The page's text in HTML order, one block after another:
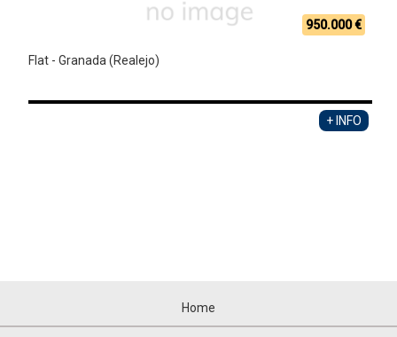
950.000 €
Flat - Granada (Realejo)
+ INFO
Home